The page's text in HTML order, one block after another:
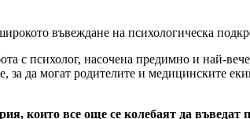
въвеждане на психологическа
с психолог, насочена предимно и най-
да могат родителите и медицинските
които все още се колебаят да въведат